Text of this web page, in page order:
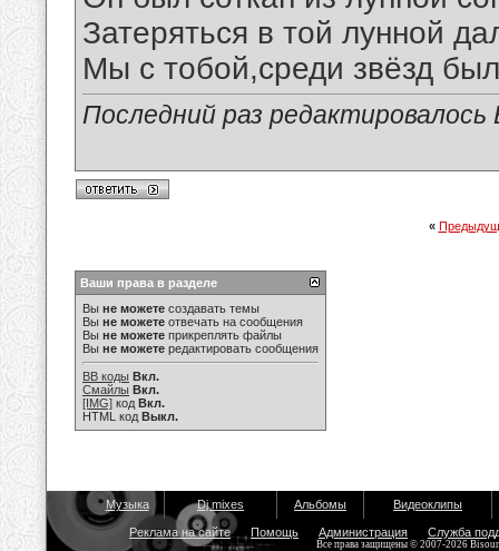
Затеряться в той лунной
Мы с тобой,среди звёзд
Последний раз
«
Ваши права в разделе
Вы не можете создавать темы
Вы не можете отвечать на сообщения
Вы не можете прикреплять файлы
Вы не можете редактировать сообщения
BB коды Вкл.
Смайлы Вкл.
[IMG] код Вкл.
HTML код Выкл.
Музыка Dj mixes Альбомы Видеоклипы
Реклама на сайте Помощь Администрация Служба
Все права защищены © 2007-2026